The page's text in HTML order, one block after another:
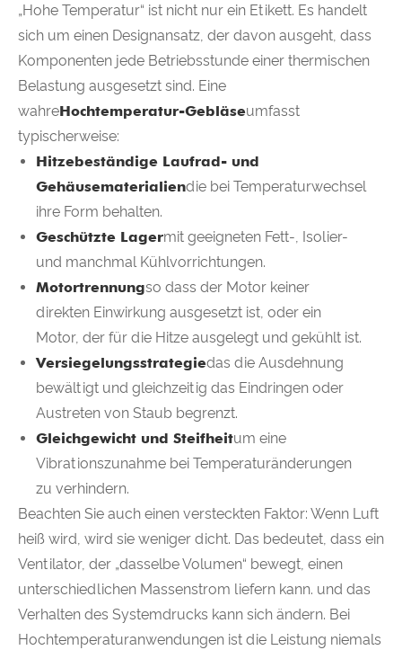
„Hohe Temperatur“ ist nicht nur ein Etikett. Es handelt
sich um einen Designansatz, der davon ausgeht, dass
Komponenten jede Betriebsstunde einer thermischen
Belastung ausgesetzt sind. Eine
wahreHochtemperatur-Gebläseumfasst
typischerweise:
Hitzebeständige Laufrad- und
Gehäusematerialiendie bei Temperaturwechsel
ihre Form behalten.
Geschützte Lagermit geeigneten Fett-, Isolier-
und manchmal Kühlvorrichtungen.
Motortrennungso dass der Motor keiner
direkten Einwirkung ausgesetzt ist, oder ein
Motor, der für die Hitze ausgelegt und gekühlt ist.
Versiegelungsstrategiedas die Ausdehnung
bewältigt und gleichzeitig das Eindringen oder
Austreten von Staub begrenzt.
Gleichgewicht und Steifheitum eine
Vibrationszunahme bei Temperaturänderungen
zu verhindern.
Beachten Sie auch einen versteckten Faktor: Wenn Luft
heiß wird, wird sie weniger dicht. Das bedeutet, dass ein
Ventilator, der „dasselbe Volumen“ bewegt, einen
unterschiedlichen Massenstrom liefern kann. und das
Verhalten des Systemdrucks kann sich ändern. Bei
Hochtemperaturanwendungen ist die Leistung niemals